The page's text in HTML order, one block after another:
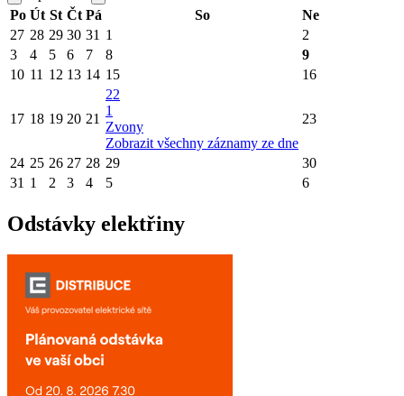
Po Út St Čt Pá So
Ne
27 28 29 30 31 1
2
3
4 5 6 7 8
9
10 11 12 13 14 15 16
17 18 19 20 21
22
1
Zvony
Zobrazit všechny záznamy ze dne
23
24 25 26 27 28 29
30
31 1 2 3 4 5 6
Odstávky elektřiny